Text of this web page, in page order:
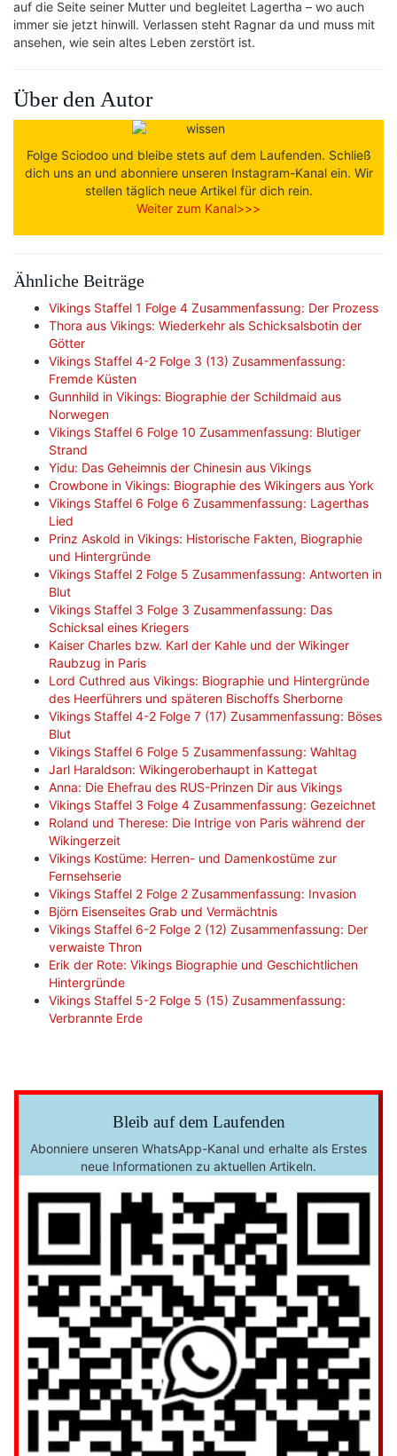
auf die Seite seiner Mutter und begleitet Lagertha – wo auch
immer sie jetzt hinwill. Verlassen steht Ragnar da und muss mit
ansehen, wie sein altes Leben zerstört ist.
Über den Autor
Folge Sciodoo und bleibe stets auf dem Laufenden. Schließ
dich uns an und abonniere unseren Instagram-Kanal ein. Wir
stellen täglich neue Artikel für dich rein.
Weiter zum Kanal>>>
Ähnliche Beiträge
Vikings Staffel 1 Folge 4 Zusammenfassung: Der Prozess
Thora aus Vikings: Wiederkehr als Schicksalsbotin der
Götter
Vikings Staffel 4-2 Folge 3 (13) Zusammenfassung:
Fremde Küsten
Gunnhild in Vikings: Biographie der Schildmaid aus
Norwegen
Vikings Staffel 6 Folge 10 Zusammenfassung: Blutiger
Strand
Yidu: Das Geheimnis der Chinesin aus Vikings
Crowbone in Vikings: Biographie des Wikingers aus York
Vikings Staffel 6 Folge 6 Zusammenfassung: Lagerthas
Lied
Prinz Askold in Vikings: Historische Fakten, Biographie
und Hintergründe
Vikings Staffel 2 Folge 5 Zusammenfassung: Antworten in
Blut
Vikings Staffel 3 Folge 3 Zusammenfassung: Das
Schicksal eines Kriegers
Kaiser Charles bzw. Karl der Kahle und der Wikinger
Raubzug in Paris
Lord Cuthred aus Vikings: Biographie und Hintergründe
des Heerführers und späteren Bischoffs Sherborne
Vikings Staffel 4-2 Folge 7 (17) Zusammenfassung: Böses
Blut
Vikings Staffel 6 Folge 5 Zusammenfassung: Wahltag
Jarl Haraldson: Wikingeroberhaupt in Kattegat
Anna: Die Ehefrau des RUS-Prinzen Dir aus Vikings
Vikings Staffel 3 Folge 4 Zusammenfassung: Gezeichnet
Roland und Therese: Die Intrige von Paris während der
Wikingerzeit
Vikings Kostüme: Herren- und Damenkostüme zur
Fernsehserie
Vikings Staffel 2 Folge 2 Zusammenfassung: Invasion
Björn Eisenseites Grab und Vermächtnis
Vikings Staffel 6-2 Folge 2 (12) Zusammenfassung: Der
verwaiste Thron
Erik der Rote: Vikings Biographie und Geschichtlichen
Hintergründe
Vikings Staffel 5-2 Folge 5 (15) Zusammenfassung:
Verbrannte Erde
Bleib auf dem Laufenden
Abonniere unseren WhatsApp-Kanal und erhalte als Erstes
neue Informationen zu aktuellen Artikeln.